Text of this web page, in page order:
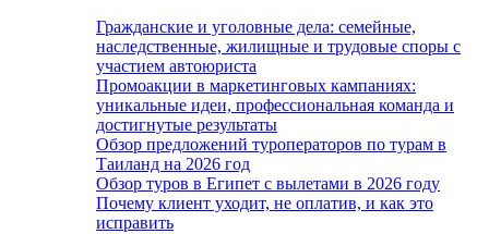
Гражданские и уголовные дела: семейные,
наследственные, жилищные и трудовые споры с
участием автоюриста
Промоакции в маркетинговых кампаниях:
уникальные идеи, профессиональная команда и
достигнутые результаты
Обзор предложений туроператоров по турам в
Таиланд на 2026 год
Обзор туров в Египет с вылетами в 2026 году
Почему клиент уходит, не оплатив, и как это
исправить